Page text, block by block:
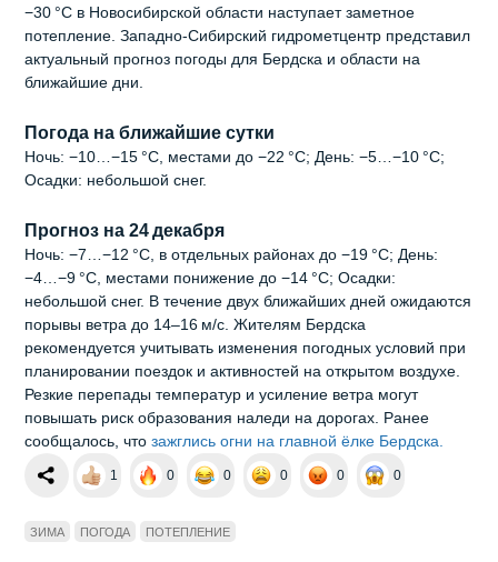
−30 °C в Новосибирской области наступает заметное
потепление. Западно‑Сибирский гидрометцентр представил
актуальный прогноз погоды для Бердска и области на
ближайшие дни.
Погода на ближайшие сутки
Ночь: −10…−15 °C, местами до −22 °C; День: −5…−10 °C;
Осадки: небольшой снег.
Прогноз на 24 декабря
Ночь: −7…−12 °C, в отдельных районах до −19 °C; День:
−4…−9 °C, местами понижение до −14 °C; Осадки:
небольшой снег. В течение двух ближайших дней ожидаются
порывы ветра до 14–16 м/с. Жителям Бердска
рекомендуется учитывать изменения погодных условий при
планировании поездок и активностей на открытом воздухе.
Резкие перепады температур и усиление ветра могут
повышать риск образования наледи на дорогах. Ранее
сообщалось, чтозажглись огни на главной ёлке Бердска.
1 0 0 0 0 0
ЗИМА ПОГОДА ПОТЕПЛЕНИЕ